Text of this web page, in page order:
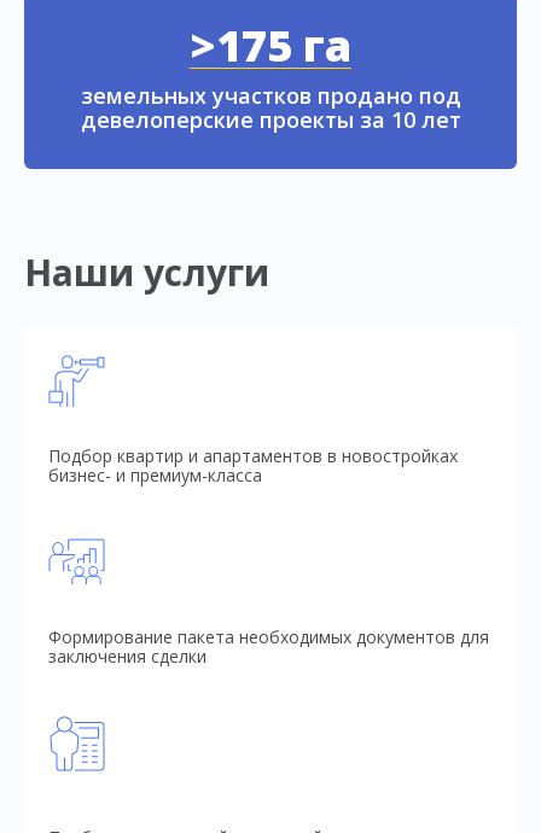
>175 га
земельных участков продано под
девелоперские проекты за 10 лет
Наши услуги
Подбор квартир и апартаментов в новостройках
бизнес- и премиум-класса
Формирование пакета необходимых документов для
заключения сделки